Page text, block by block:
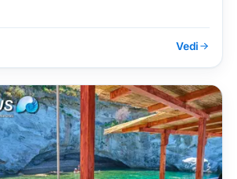
Vedi